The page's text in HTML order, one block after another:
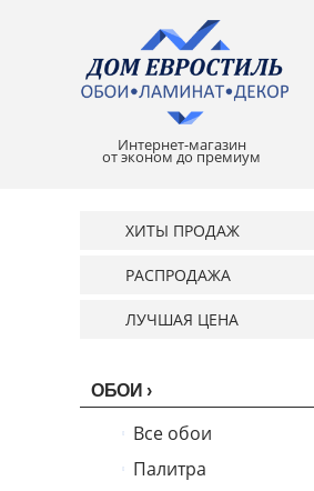
Интернет-магазин
от эконом до премиум
ХИТЫ ПРОДАЖ
РАСПРОДАЖА
ЛУЧШАЯ ЦЕНА
ОБОИ
Все обои
Палитра